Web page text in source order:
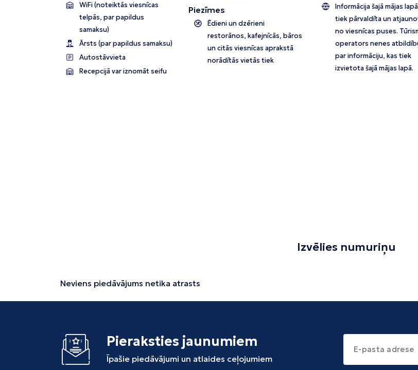
WiFi (noteiktās viesnīcas
telpās, par papildus
samaksu)
Ārsts (par papildus samaksu)
Autostāvvieta
Recepcijā var iznomāt seifu
Piezīmes
Ēdieni un dzērieni
restorānos, kafejnīcās, bāros
un citās viesnīcas aprakstā
norādītās vietās tiek
Informācija šajā mājas lapā
tiek pārvaldīta un
no viesnīcas puses.
operators nenes
par informāciju, kas tiek
izvietota šajā mājas lapā.
Izvēlies numuriņu
Neviens piedāvājums netika atrasts
Pieraksties jaunumiem
Īpašie piedāvājumi un atlaides ceļojumiem